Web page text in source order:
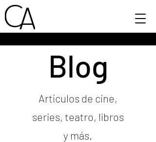
Blog
Artículos de cine,
series, teatro, libros
y más.